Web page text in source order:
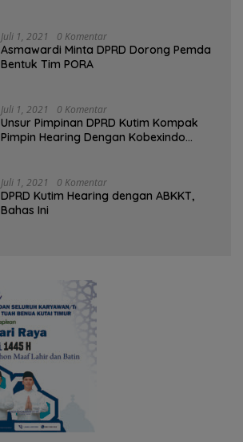
Juli 1, 2021 0 Komentar
Asmawardi Minta DPRD Dorong Pemda
Bentuk Tim PORA
Juli 1, 2021 0 Komentar
Unsur Pimpinan DPRD Kutim Kompak
Pimpin Hearing Dengan Kobexindo
Juli 1, 2021 0 Komentar
DPRD Kutim Hearing dengan ABKKT,
Bahas Ini